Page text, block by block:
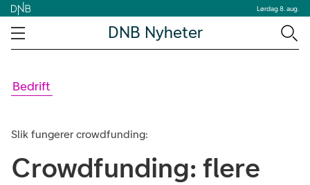
Lørdag 8. aug.
DNB Nyheter
Bedrift
Slik fungerer crowdfunding:
Crowdfunding: flere